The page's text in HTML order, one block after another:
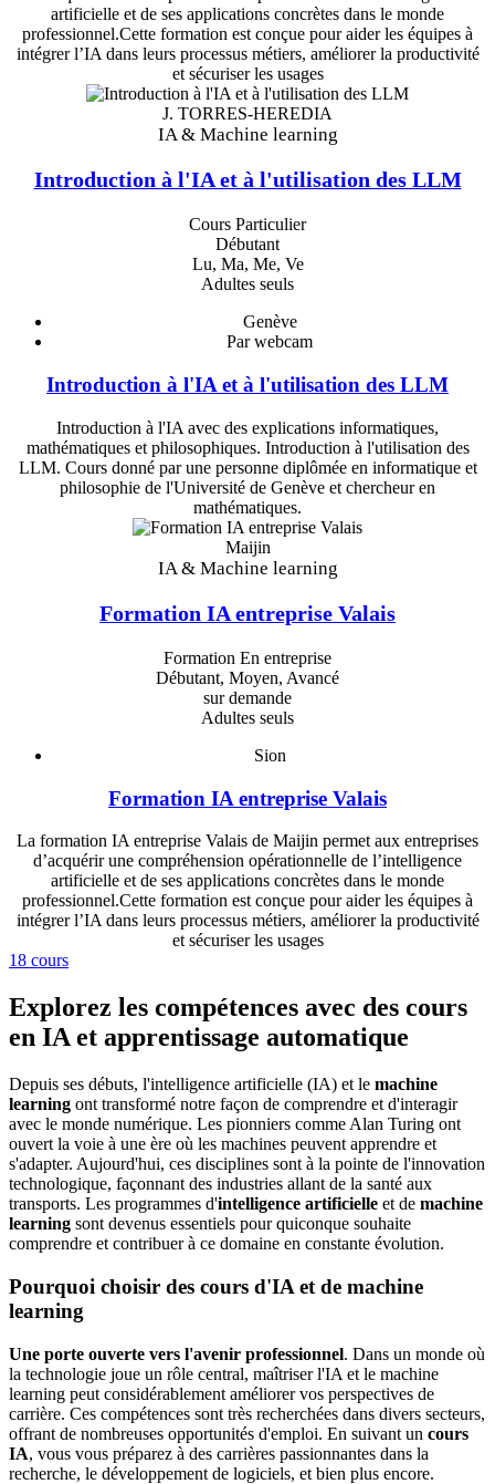
artificielle et de ses applications concrètes dans le monde
professionnel.Cette formation est conçue pour aider les équipes à
intégrer l’IA dans leurs processus métiers, améliorer la productivité
et sécuriser les usages
J. TORRES-HEREDIA
IA & Machine learning
Introduction à l'IA et à l'utilisation des LLM
Cours Particulier
Débutant
Lu, Ma, Me, Ve
Adultes seuls
Genève
Par webcam
Introduction à l'IA et à l'utilisation des LLM
Introduction à l'IA avec des explications informatiques,
mathématiques et philosophiques. Introduction à l'utilisation des
LLM. Cours donné par une personne diplômée en informatique et
philosophie de l'Université de Genève et chercheur en
mathématiques.
Maijin
IA & Machine learning
Formation IA entreprise Valais
Formation En entreprise
Débutant, Moyen, Avancé
sur demande
Adultes seuls
Sion
Formation IA entreprise Valais
La formation IA entreprise Valais de Maijin permet aux entreprises
d’acquérir une compréhension opérationnelle de l’intelligence
artificielle et de ses applications concrètes dans le monde
professionnel.Cette formation est conçue pour aider les équipes à
intégrer l’IA dans leurs processus métiers, améliorer la productivité
et sécuriser les usages
18 cours
Explorez les compétences avec des cours
en IA et apprentissage automatique
Depuis ses débuts, l'intelligence artificielle (IA) et le machine
learning ont transformé notre façon de comprendre et d'interagir
avec le monde numérique. Les pionniers comme Alan Turing ont
ouvert la voie à une ère où les machines peuvent apprendre et
s'adapter. Aujourd'hui, ces disciplines sont à la pointe de l'innovation
technologique, façonnant des industries allant de la santé aux
transports. Les programmes d'intelligence artificielle et de machine
learning sont devenus essentiels pour quiconque souhaite
comprendre et contribuer à ce domaine en constante évolution.
Pourquoi choisir des cours d'IA et de machine
learning
Une porte ouverte vers l'avenir professionnel. Dans un monde où
la technologie joue un rôle central, maîtriser l'IA et le machine
learning peut considérablement améliorer vos perspectives de
carrière. Ces compétences sont très recherchées dans divers secteurs,
offrant de nombreuses opportunités d'emploi. En suivant un cours
IA, vous vous préparez à des carrières passionnantes dans la
recherche, le développement de logiciels, et bien plus encore.